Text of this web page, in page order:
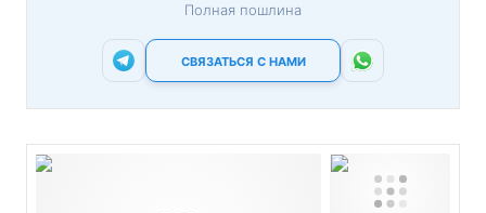
Полная пошлина
СВЯЗАТЬСЯ С НАМИ